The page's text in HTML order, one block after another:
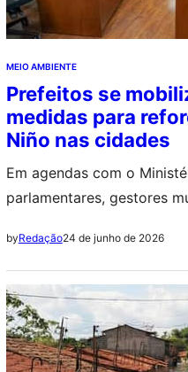
MEIO AMBIENTE
Prefeitos se
medidas para
Niño nas cidades
Em agendas com o
parlamentares, gestores
municípios
byRedação24 de junho de 2026